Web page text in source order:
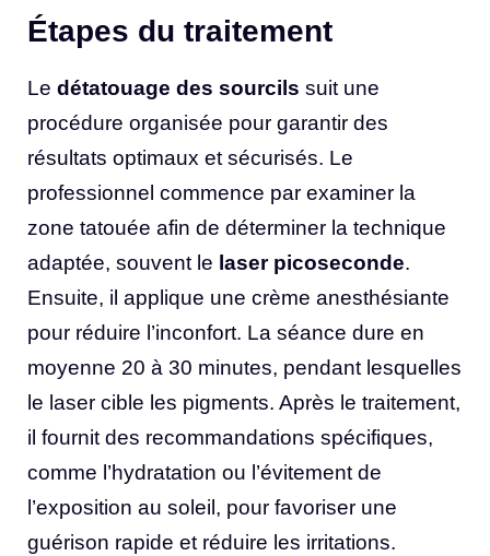
Étapes du traitement
Le détatouage des sourcils suit une
procédure organisée pour garantir des
résultats optimaux et sécurisés. Le
professionnel commence par examiner la
zone tatouée afin de déterminer la technique
adaptée, souvent le laser picoseconde.
Ensuite, il applique une crème anesthésiante
pour réduire l’inconfort. La séance dure en
moyenne 20 à 30 minutes, pendant lesquelles
le laser cible les pigments. Après le traitement,
il fournit des recommandations spécifiques,
comme l’hydratation ou l’évitement de
l’exposition au soleil, pour favoriser une
guérison rapide et réduire les irritations.